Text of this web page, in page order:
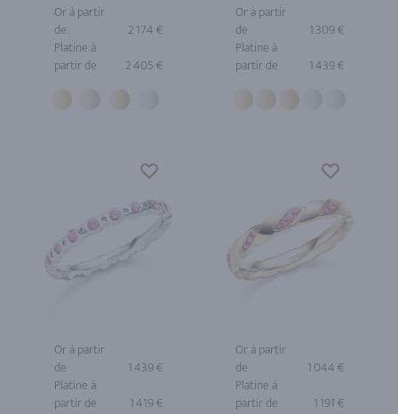
Or à partir
de
2 174 €
Platine à
partir de
2 405 €
Or à partir
de
1 309 €
Platine à
partir de
1 439 €
Or à partir
de
1 439 €
Platine à
partir de
1 419 €
Or à partir
de
1 044 €
Platine à
partir de
1 191 €